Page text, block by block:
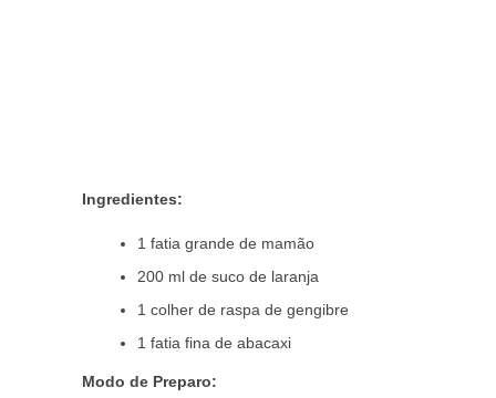
Ingredientes:
1 fatia grande de mamão
200 ml de suco de laranja
1 colher de raspa de gengibre
1 fatia fina de abacaxi
Modo de Preparo: